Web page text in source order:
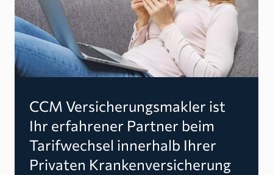
CCM Versicherungsmakler ist
Ihr erfahrener Partner beim
Tarifwechsel innerhalb Ihrer
Privaten Krankenversicherung